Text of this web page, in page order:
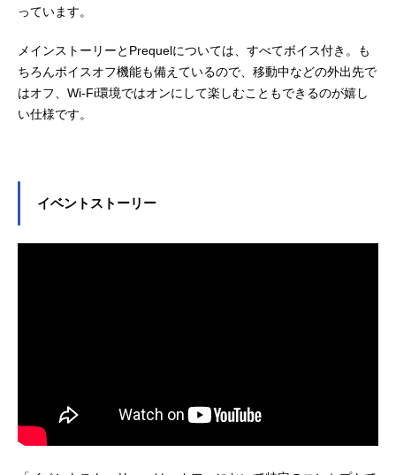
っています。
メインストーリーとPrequelについては、すべてボイス付き。も
ちろんボイスオフ機能も備えているので、移動中などの外出先で
はオフ、Wi-Fi環境ではオンにして楽しむこともできるのが嬉し
い仕様です。
イベントストーリー